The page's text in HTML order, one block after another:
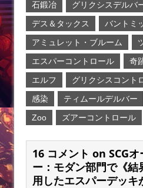
石鍛冶
グリクシスデルバ
デス＆タックス
バントミ
アミュレット・ブルーム
エスパーコントロール
奇
エルフ
グリクシスコント
感染
ティムールデルバー
Zoo
ズアーコントロール
16 コメント on SCG
ー：モダン部門で《結
用したエスパーデッキ